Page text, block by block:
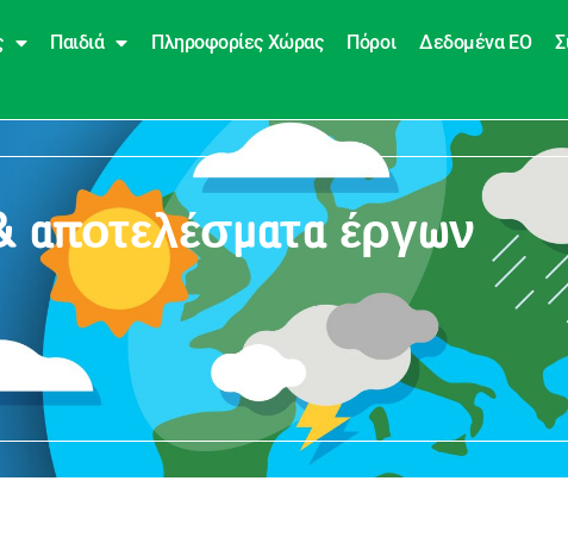
Παιδιά Πληροφορίες Χώρας Πόροι Δεδομένα EO
αποτελέσματα έργων